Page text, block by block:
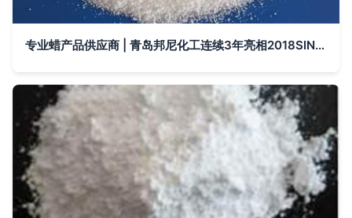
专业蜡产品供应商 | 青岛邦尼化工连续3年亮相2018SINO-PLAS郑州塑博会，展现化工实力